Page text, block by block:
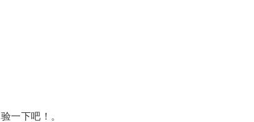
一下吧！。